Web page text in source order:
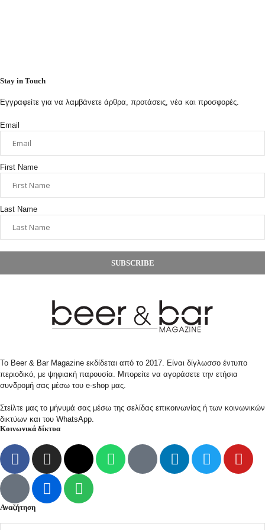
Stay in Touch
Εγγραφείτε για να λαμβάνετε άρθρα, προτάσεις, νέα και προσφορές.
Email
First Name
Last Name
SUBSCRIBE
Το Beer & Bar Magazine εκδίδεται από το 2017. Είναι δίγλωσσο έντυπο
περιοδικό, με ψηφιακή παρουσία. Μπορείτε να αγοράσετε την ετήσια
συνδρομή σας μέσω του e-shop μας.
Στείλτε μας το μήνυμά σας μέσω της σελίδας επικοινωνίας ή των κοινωνικών
δικτύων και του WhatsApp.
Κοινωνικά δίκτυα
Αναζήτηση